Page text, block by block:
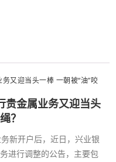
贵金属业务又迎当头
？
新开户后，近日，兴业银
进行调整的公告，主要包